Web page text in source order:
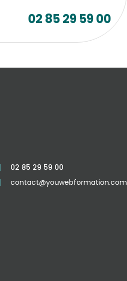
02 85 29 59 00
02 85 29 59 00
contact@youwebformation.com